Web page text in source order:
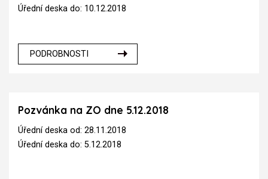
Úřední deska do: 10.12.2018
PODROBNOSTI
Pozvánka na ZO dne 5.12.2018
Úřední deska od: 28.11.2018
Úřední deska do: 5.12.2018